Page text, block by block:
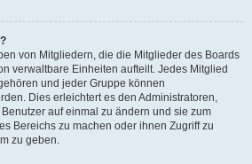
von Mitgliedern, die die Mitglieder des Boards
verwaltbare Einheiten aufteilt. Jedes Mitglied
und jeder Gruppe können
Dies erleichtert es den Administratoren,
auf einmal zu ändern und sie zum
Bereichs zu machen oder ihnen Zugriff zu
zu geben.